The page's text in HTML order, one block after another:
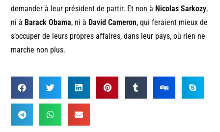
demander à leur président de partir. Et non à Nicolas Sarkozy,
ni à Barack Obama, ni à David Cameron, qui feraient mieux de
s’occuper de leurs propres affaires, dans leur pays, où rien ne
marche non plus.